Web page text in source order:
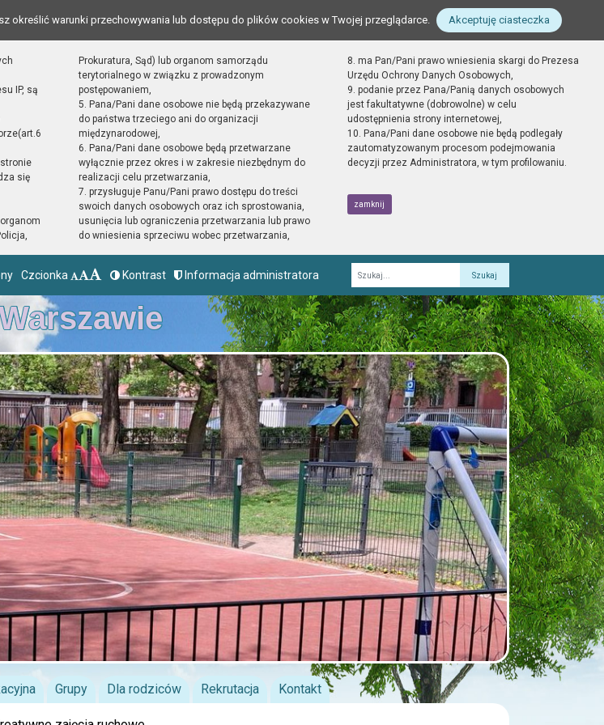
określić warunki przechowywania lub dostępu do plików cookies w Twojej przeglądarce. Akceptuję ciasteczka
IP, są
się
Prokuratura, Sąd) lub organom samorządu
terytorialnego w związku z prowadzonym
postępowaniem,
5. Pana/Pani dane osobowe nie będą przekazywane
do państwa trzeciego ani do organizacji
międzynarodowej,
6. Pana/Pani dane osobowe będą przetwarzane
wyłącznie przez okres i w zakresie niezbędnym do
realizacji celu przetwarzania,
7. przysługuje Panu/Pani prawo dostępu do treści
swoich danych osobowych oraz ich sprostowania,
usunięcia lub ograniczenia przetwarzania lub prawo
do wniesienia sprzeciwu wobec przetwarzania,
8. ma Pan/Pani prawo wniesienia skargi do Prezesa
Urzędu Ochrony Danych Osobowych,
9. podanie przez Pana/Panią danych osobowych
jest fakultatywne (dobrowolne) w celu
udostępnienia strony internetowej,
10. Pana/Pani dane osobowe nie będą podlegały
zautomatyzowanym procesom podejmowania
decyzji przez Administratora, w tym profilowaniu.
zamknij
Czcionka Kontrast Informacja administratora
Fraza
Grupy Dla rodziców Rekrutacja Kontakt